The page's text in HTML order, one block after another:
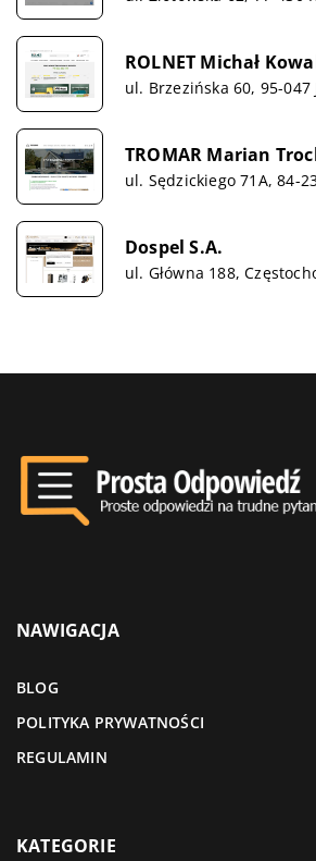
ROLNET Michał
ul. Brzezińska 60, 95-047
TROMAR Marian
ul. Sędzickiego 71A, 84-
Dospel S.A.
ul. Główna 188,
NAWIGACJA
BLOG
POLITYKA PRYWATNOŚCI
REGULAMIN
KATEGORIE